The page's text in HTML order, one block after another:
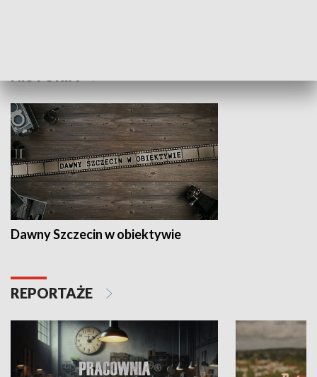
Dawny Szczecin w obiektywie
REPORTAŻE